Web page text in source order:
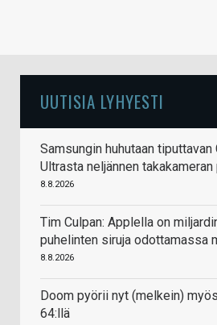
UUTISIA LYHYESTI
Samsungin huhutaan tiputtavan
Ultrasta neljännen
8.8.2026
Tim Culpan: Applella on
puhelinten siruja odottamassa
8.8.2026
Doom pyörii nyt (melkein)
64:llä